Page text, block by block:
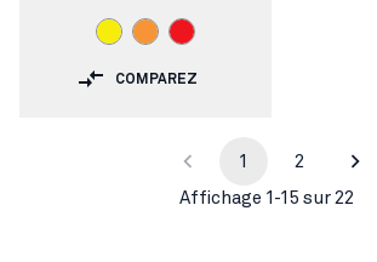
COMPAREZ
1 2
Affichage 1-15 sur 22